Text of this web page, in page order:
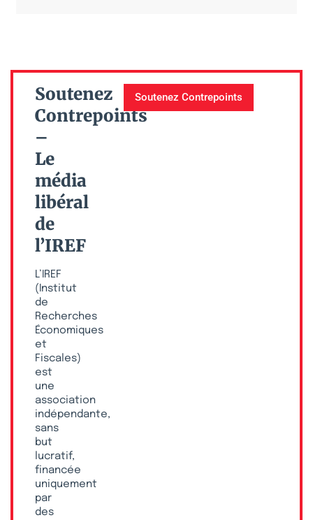
Soutenez
Contrepoints
–
Le
média
libéral
de
l’IREF
L’IREF
(Institut
de
Recherches
Économiques
et
Fiscales)
est
une
association
indépendante,
sans
but
lucratif,
financée
uniquement
par
des
Soutenez Contrepoints